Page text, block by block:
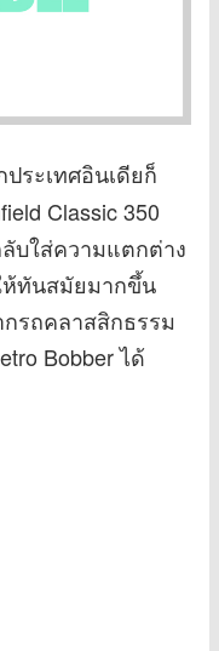
ระเทศอินเดียก็
Classic 350
บใส่ความแตกต่าง
ห้ทันสมัยมากขึ้น
รถคลาสสิกธรรม
Bobber ได้